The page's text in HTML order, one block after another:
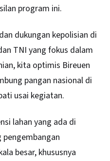
program ini.
dukungan kepolisian di
TNI yang fokus dalam
kita optimis Bireuen
pangan nasional di
usai kegiatan.
lahan yang ada di
pengembangan
besar, khususnya